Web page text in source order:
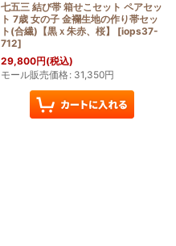
七五三 結び帯 箱せこセット ペアセッ
ト 7歳 女の子 金襴生地の作り帯セッ
ト(合繊)【黒ｘ朱赤、桜】
[iops37-
712]
29,800円(税込)
モール販売価格: 31,350円